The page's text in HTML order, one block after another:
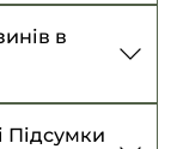
в
виберіть
Підсумки